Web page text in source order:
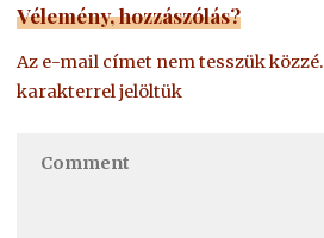
Vélemény, hozzászólás?
Az e-mail címet nem tesszük közzé.
karakterrel jelöltük